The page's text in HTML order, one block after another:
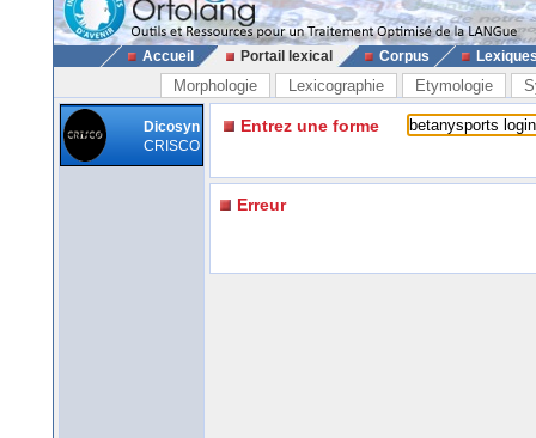
Accueil Portail lexical Corpus
Morphologie Lexicographie Etymologie
Dicosyn
CRISCO
Entrez une forme
Erreur